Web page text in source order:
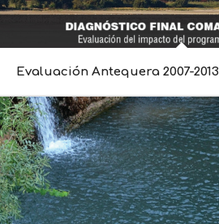
Evaluación Antequera 2007-2013